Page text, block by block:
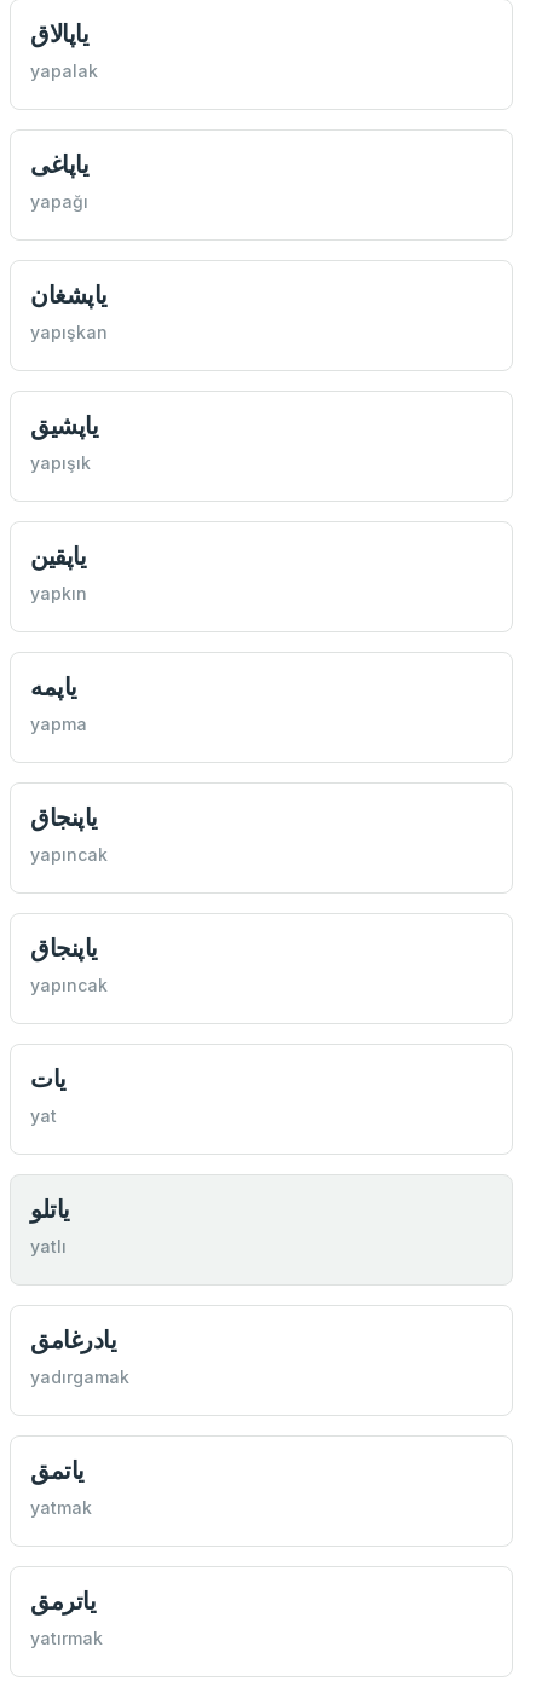
یاپالاق
yapalak
یاپاغی
yapağı
یاپشغان
yapışkan
یاپشيق
yapışık
یاپقين
yapkın
یاپمه
yapma
یاپنجاق
yapıncak
یاپنجاق
yapıncak
یات
yat
یاتلو
yatlı
یادرغامق
yadırgamak
یاتمق
yatmak
یاترمق
yatırmak